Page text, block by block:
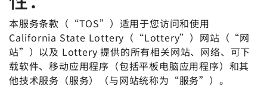
本服务条款（“TOS”）适用于您访问和使用
California State Lottery（“Lottery”）网站（“网
站”）以及 Lottery 提供的所有相关网站、网络、可下
载软件、移动应用程序（包括平板电脑应用程序）和其
他技术服务（服务）（与网站统称为“服务”）。